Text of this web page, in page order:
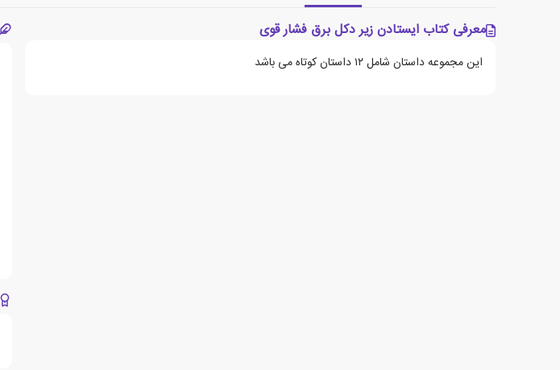
معرفی کتاب ایستادن زیر دکل برق فشار قوی
این مجموعه داستان شامل ۱۲ داستان کوتاه می باشد